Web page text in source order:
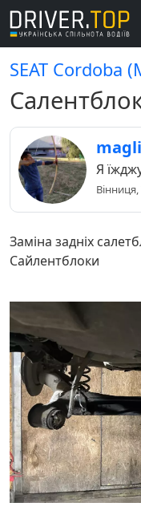
SEAT Cordoba
Я
Заміна задніх
Сайлентблоки